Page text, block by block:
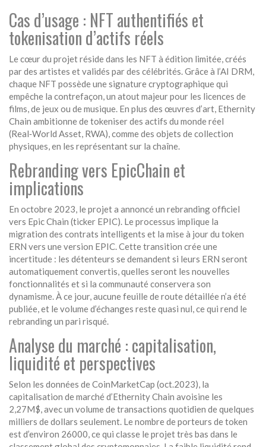
Cas d’usage : NFT authentifiés et
tokenisation d’actifs réels
Le cœur du projet réside dans les NFT à édition limitée, créés
par des artistes et validés par des célébrités. Grâce à l’AI DRM,
chaque NFT possède une signature cryptographique qui
empêche la contrefaçon, un atout majeur pour les licences de
films, de jeux ou de musique. En plus des œuvres d’art, Ethernity
Chain ambitionne de tokeniser des actifs du monde réel
(Real‑World Asset, RWA), comme des objets de collection
physiques, en les représentant sur la chaîne.
Rebranding vers EpicChain et
implications
En octobre 2023, le projet a annoncé un rebranding officiel
vers Epic Chain (ticker EPIC). Le processus implique la
migration des contrats intelligents et la mise à jour du token
ERN vers une version EPIC. Cette transition crée une
incertitude : les détenteurs se demandent si leurs ERN seront
automatiquement convertis, quelles seront les nouvelles
fonctionnalités et si la communauté conservera son
dynamisme. À ce jour, aucune feuille de route détaillée n’a été
publiée, et le volume d’échanges reste quasi nul, ce qui rend le
rebranding un pari risqué.
Analyse du marché : capitalisation,
liquidité et perspectives
Selon les données de CoinMarketCap (oct.2023), la
capitalisation de marché d’Ethernity Chain avoisine les
2,27M$, avec un volume de transactions quotidien de quelques
milliers de dollars seulement. Le nombre de porteurs de token
est d’environ 26000, ce qui classe le projet très bas dans le